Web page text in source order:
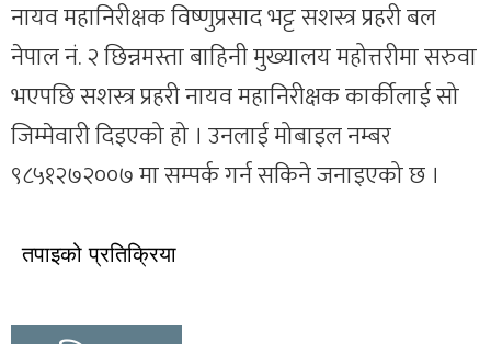
नायव महानिरीक्षक विष्णुप्रसाद भट्ट सशस्त्र प्रहरी बल
नेपाल नं. २ छिन्नमस्ता बाहिनी मुख्यालय महोत्तरीमा सरुवा
भएपछि सशस्त्र प्रहरी नायव महानिरीक्षक कार्कीलाई सो
जिम्मेवारी दिइएको हो । उनलाई मोबाइल नम्बर
९८५१२७२००७ मा सम्पर्क गर्न सकिने जनाइएको छ ।
तपाइको प्रतिक्रिया